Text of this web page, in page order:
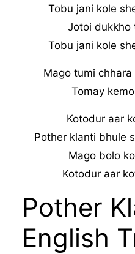
Tobu jani kole
Jotoi dukkho
Tobu jani kole
Mago tumi
Tomay
Kotodur aar
Pother klanti bhule
Mago bolo
Kotodur aar
Pother
English